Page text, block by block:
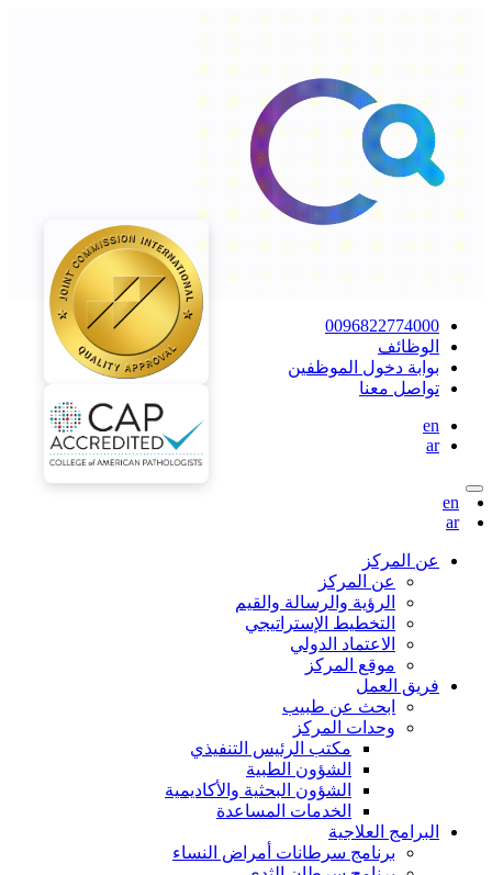
0096822774000
الوظائف
بوابة دخول الموظفين
تواصل معنا
en
ar
en
ar
عن المركز
عن المركز
الرؤية والرسالة والقيم
التخطيط الإستراتيجي
الاعتماد الدولي
موقع المركز
فريق العمل
ابحث عن طبيب
وحدات المركز
مكتب الرئيس التنفيذي
الشؤون الطبية
الشؤون البحثية والأكاديمية
الخدمات المساعدة
البرامج العلاجية
برنامج سرطانات أمراض النساء